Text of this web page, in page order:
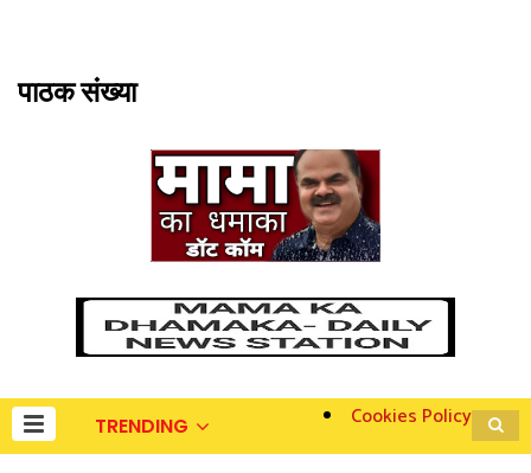
पाठक संख्या
TRENDING Cookies Policy